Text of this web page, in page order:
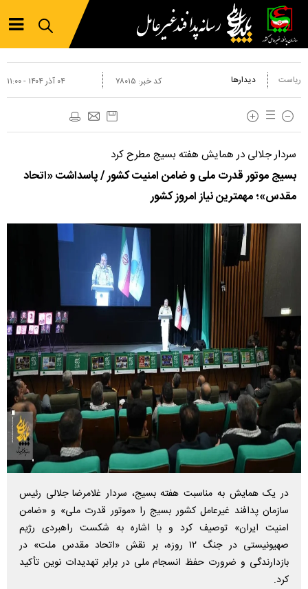
ریاست دیدارها ۰۴ آذر ۱۴۰۴ - ۱۱:۰۰ کد خبر: ۷۸۰۱۵
سردار جلالی در همایش هفته بسیج مطرح کرد
بسیج موتور قدرت ملی و ضامن امنیت کشور / پاسداشت «اتحاد
مقدس»؛ مهمترین نیاز امروز کشور
در یک همایش به مناسبت هفته بسیج، سردار غلامرضا جلالی رئیس
سازمان پدافند غیرعامل کشور بسیج را «موتور قدرت ملی» و «ضامن
امنیت ایران» توصیف کرد و با اشاره به شکست راهبردی رژیم
صهیونیستی در جنگ ۱۲ روزه، بر نقش «اتحاد مقدس ملت» در
بازدارندگی و ضرورت حفظ انسجام ملی در برابر تهدیدات نوین تأکید
کرد.